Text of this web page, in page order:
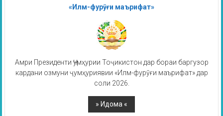
«Илм-фурӯғи маърифат»
Амри Президенти Ҷумҳурии Тоҷикистон дар бораи баргузор
кардани озмуни ҷумҳуриявии «Илм-фурӯғи маърифат» дар
соли 2026.